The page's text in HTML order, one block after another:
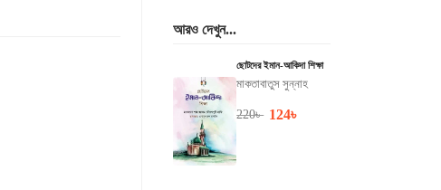
আরও দেখুন...
ছোটদের ইমান-আকিদা শিক্ষা
মাকতাবাতুস সুন্নাহ
220৳ 124৳